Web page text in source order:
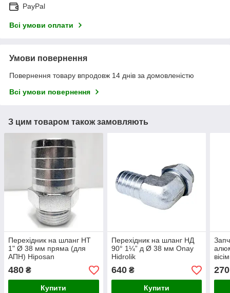
PayPal
Всі умови оплати
Умови повернення
Повернення товару впродовж 14 днів за домовленістю
Всі умови повернення
З цим товаром також замовляють
Перехідник на шланг НТ
1" Ø 38 мм пряма (для
АПН) Hiposan
480 ₴
Купити
Перехідник на шланг НД
90° 1¼” д Ø 38 мм Onay
Hidrolik
640₴
Купити
270